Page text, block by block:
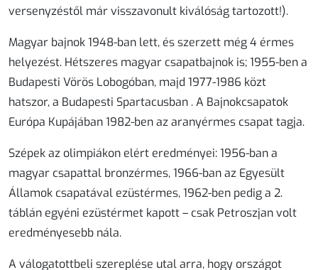
versenyzéstől már visszavonult kiválóság tartozott!).
Magyar bajnok 1948-ban lett, és szerzett még 4 érmes
helyezést. Hétszeres magyar csapatbajnok is; 1955-ben a
Budapesti Vörös Lobogóban, majd 1977-1986 közt
hatszor, a Budapesti Spartacusban . A Bajnokcsapatok
Európa Kupájában 1982-ben az aranyérmes csapat tagja.
Szépek az olimpiákon elért eredményei: 1956-ban a
magyar csapattal bronzérmes, 1966-ban az Egyesült
Államok csapatával ezüstérmes, 1962-ben pedig a 2.
táblán egyéni ezüstérmet kapott – csak Petroszjan volt
eredményesebb nála.
A válogatottbeli szereplése utal arra, hogy országot